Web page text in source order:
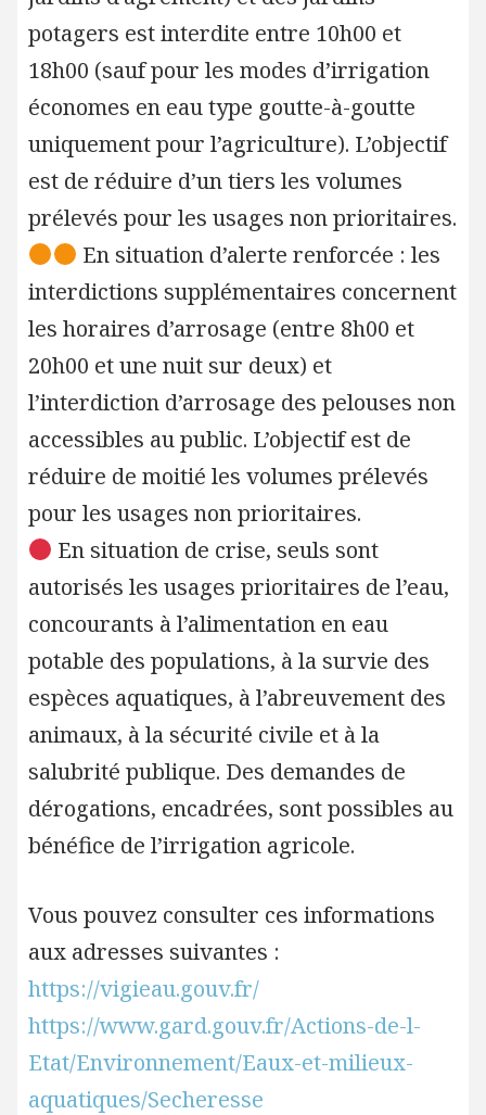
potagers est interdite entre 10h00 et
18h00 (sauf pour les modes d’irrigation
économes en eau type goutte-à-goutte
uniquement pour l’agriculture). L’objectif
est de réduire d’un tiers les volumes
prélevés pour les usages non prioritaires.
En situation d’alerte renforcée : les
interdictions supplémentaires concernent
les horaires d’arrosage (entre 8h00 et
20h00 et une nuit sur deux) et
l’interdiction d’arrosage des pelouses non
accessibles au public. L’objectif est de
réduire de moitié les volumes prélevés
pour les usages non prioritaires.
En situation de crise, seuls sont
autorisés les usages prioritaires de l’eau,
concourants à l’alimentation en eau
potable des populations, à la survie des
espèces aquatiques, à l’abreuvement des
animaux, à la sécurité civile et à la
salubrité publique. Des demandes de
dérogations, encadrées, sont possibles au
bénéfice de l’irrigation agricole.
Vous pouvez consulter ces informations
aux adresses suivantes :
https://vigieau.gouv.fr/
https://www.gard.gouv.fr/Actions-de-l-
Etat/Environnement/Eaux-et-milieux-
aquatiques/Secheresse